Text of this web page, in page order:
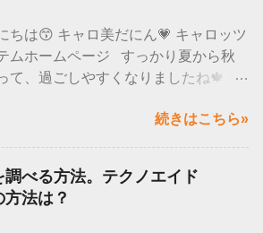
にこの現象が出るのではなく、 バー
によって現象がでるようだにん！ バ
ンの確認方法は、 「スタート」を選
ン そのバージョンが 「 20H2 」と「
かを確認します。 上記のバージョ
てはまるという方は、一時的な回避
イクロソフト社のHPで公開されて
で確認してにん❕ ↓↓↓ 詳細はこちらを
ちは😙 キャロ美だにん💗 キャロッツ
ムホームページ すっかり夏から秋
て、過ごしやすくなりましたね🍁 食
さん食べて、睡眠もとって免疫力上
先日、みんなで可愛いうさぎのパ
べたにん🐰💕 じゃーーん(^O^)／
続きはこちら»
べる方法。テクノエイド
法は？